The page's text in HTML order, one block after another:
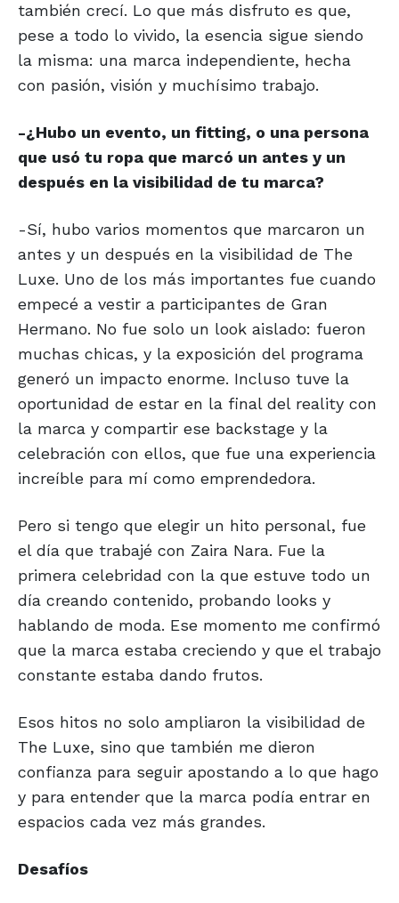
también crecí. Lo que más disfruto es que,
pese a todo lo vivido, la esencia sigue siendo
la misma: una marca independiente, hecha
con pasión, visión y muchísimo trabajo.
-¿Hubo un evento, un fitting, o una persona
que usó tu ropa que marcó un antes y un
después en la visibilidad de tu marca?
-Sí, hubo varios momentos que marcaron un
antes y un después en la visibilidad de The
Luxe. Uno de los más importantes fue cuando
empecé a vestir a participantes de Gran
Hermano. No fue solo un look aislado: fueron
muchas chicas, y la exposición del programa
generó un impacto enorme. Incluso tuve la
oportunidad de estar en la final del reality con
la marca y compartir ese backstage y la
celebración con ellos, que fue una experiencia
increíble para mí como emprendedora.
Pero si tengo que elegir un hito personal, fue
el día que trabajé con Zaira Nara. Fue la
primera celebridad con la que estuve todo un
día creando contenido, probando looks y
hablando de moda. Ese momento me confirmó
que la marca estaba creciendo y que el trabajo
constante estaba dando frutos.
Esos hitos no solo ampliaron la visibilidad de
The Luxe, sino que también me dieron
confianza para seguir apostando a lo que hago
y para entender que la marca podía entrar en
espacios cada vez más grandes.
Desafíos